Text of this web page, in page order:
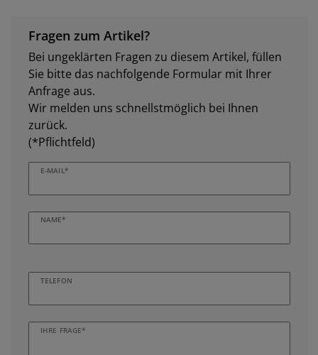
Fragen zum Artikel?
Bei ungeklärten Fragen zu diesem Artikel, füllen
Sie bitte das nachfolgende Formular mit Ihrer
Anfrage aus.
Wir melden uns schnellstmöglich bei Ihnen
zurück.
(*Pflichtfeld)
E-MAIL*
NAME*
TELEFON
IHRE FRAGE*